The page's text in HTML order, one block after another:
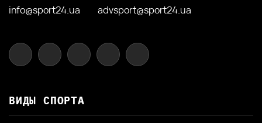
info@sport24.ua advsport@sport24.ua
ВИДЫ СПОРТА